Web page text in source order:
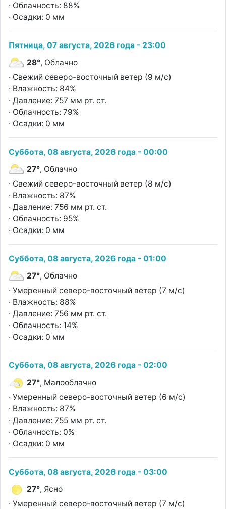
· Облачность: 88%
· Осадки: 0 мм
Пятница, 07 августа, 2026 года - 23:00
28°, Облачно
· Свежий северо-восточный ветер (9 м/с)
· Влажность: 84%
· Давление: 757 мм рт. ст.
· Облачность: 79%
· Осадки: 0 мм
Суббота, 08 августа, 2026 года - 00:00
27°, Облачно
· Свежий северо-восточный ветер (8 м/с)
· Влажность: 87%
· Давление: 756 мм рт. ст.
· Облачность: 95%
· Осадки: 0 мм
Суббота, 08 августа, 2026 года - 01:00
27°, Облачно
· Умеренный северо-восточный ветер (7 м/с)
· Влажность: 88%
· Давление: 756 мм рт. ст.
· Облачность: 14%
· Осадки: 0 мм
Суббота, 08 августа, 2026 года - 02:00
27°, Малооблачно
· Умеренный северо-восточный ветер (6 м/с)
· Влажность: 87%
· Давление: 755 мм рт. ст.
· Облачность: 0%
· Осадки: 0 мм
Суббота, 08 августа, 2026 года - 03:00
27°, Ясно
· Умеренный северо-восточный ветер (7 м/с)